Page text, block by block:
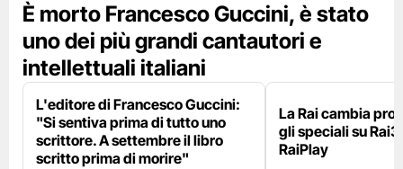
È morto Francesco Guccini, è stato
uno dei più grandi cantautori e
intellettuali italiani
L'editore di Francesco Guccini:
"Si sentiva prima di tutto uno
scrittore. A settembre il libro
scritto prima di morire"
La Rai cambia
gli speciali su
RaiPlay